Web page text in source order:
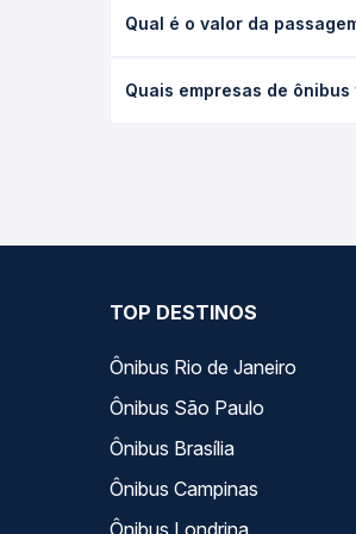
e as condições de tráfego.
Qual é o valor da
antecedência da compra.
Quais empresas de ônibus
TOP DESTINOS
Ônibus Rio de Janeiro
Ônibus São Paulo
Ônibus Brasília
Ônibus Campinas
Ônibus Londrina